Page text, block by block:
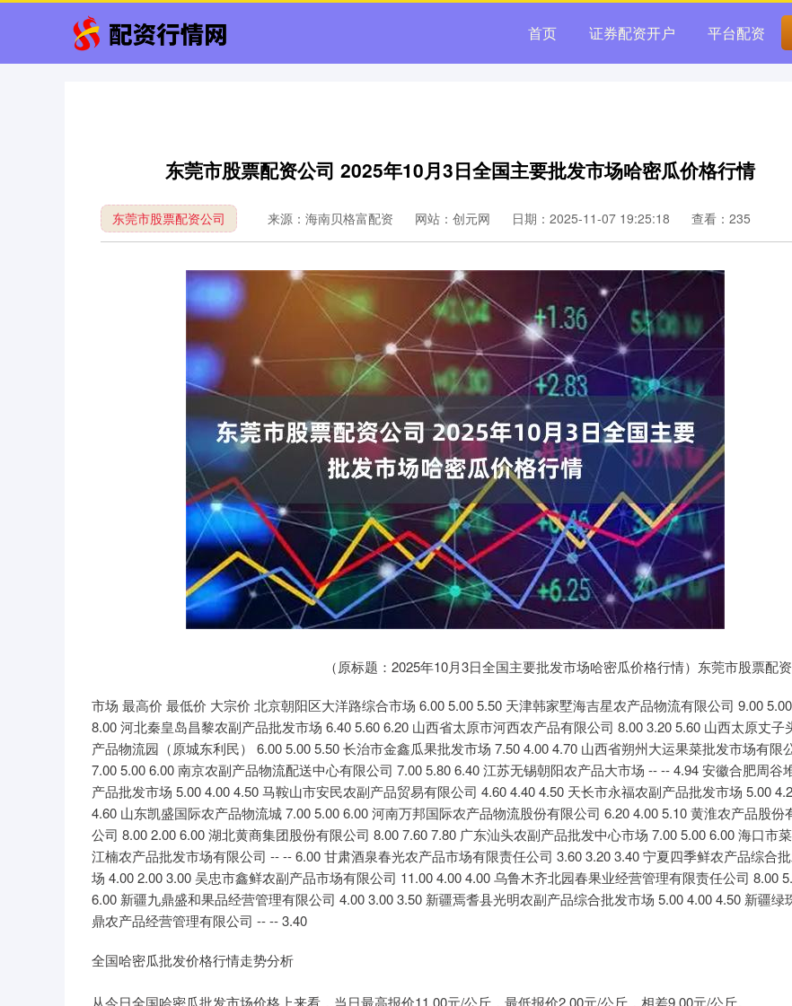
首页 证券配资开户 平台配资
东莞市股票配资公司 2025年10月3日全国主要批发市场哈密瓜价格行情
东莞市股票配资公司 来源：海南贝格富配资 网站：创元网 日期：2025-11-07 19:25:18 查看：235
（原标题：2025年10月3日全国主要批发市场哈密瓜价格行情）东莞市股票配
市场 最高价 最低价 大宗价 北京朝阳区大洋路综合市场 6.00 5.00 5.50 天津韩家墅海吉星农产品物流有限公司 9.00 5.00
8.00 河北秦皇岛昌黎农副产品批发市场 6.40 5.60 6.20 山西省太原市河西农产品有限公司 8.00 3.20 5.60 山西太原丈子
产品物流园（原城东利民） 6.00 5.00 5.50 长治市金鑫瓜果批发市场 7.50 4.00 4.70 山西省朔州大运果菜批发市场有限
7.00 5.00 6.00 南京农副产品物流配送中心有限公司 7.00 5.80 6.40 江苏无锡朝阳农产品大市场 -- -- 4.94 安徽合肥周谷
产品批发市场 5.00 4.00 4.50 马鞍山市安民农副产品贸易有限公司 4.60 4.40 4.50 天长市永福农副产品批发市场 5.00
4.60 山东凯盛国际农产品物流城 7.00 5.00 6.00 河南万邦国际农产品物流股份有限公司 6.20 4.00 5.10 黄淮农产品股份
公司 8.00 2.00 6.00 湖北黄商集团股份有限公司 8.00 7.60 7.80 广东汕头农副产品批发中心市场 7.00 5.00 6.00 海口市
江楠农产品批发市场有限公司 -- -- 6.00 甘肃酒泉春光农产品市场有限责任公司 3.60 3.20 3.40 宁夏四季鲜农产品综合
场 4.00 2.00 3.00 吴忠市鑫鲜农副产品市场有限公司 11.00 4.00 4.00 乌鲁木齐北园春果业经营管理有限责任公司 8.00
6.00 新疆九鼎盛和果品经营管理有限公司 4.00 3.00 3.50 新疆焉耆县光明农副产品综合批发市场 5.00 4.00 4.50 新疆绿
鼎农产品经营管理有限公司 -- -- 3.40
全国哈密瓜批发价格行情走势分析
从今日全国哈密瓜批发市场价格上来看，当日最高报价11.00元/公斤，最低报价2.00元/公斤，相差9.00元/公斤。